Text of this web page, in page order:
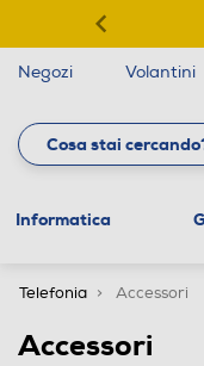
Negozi Volantini
Informatica
Telefonia Accessori
Accessori